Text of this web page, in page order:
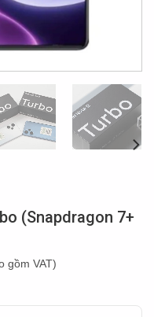
(Snapdragon 7+
gồm VAT)